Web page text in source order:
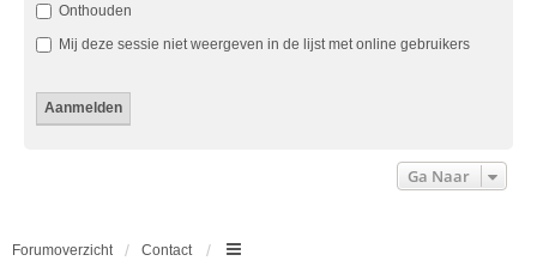
Onthouden
Mij deze sessie niet weergeven in de lijst met online gebruikers
Ga Naar
Forumoverzicht Contact